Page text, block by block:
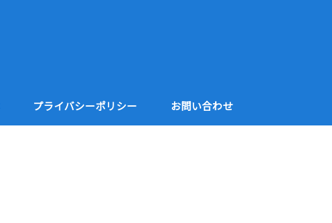
プライバシーポリシー お問い合わせ